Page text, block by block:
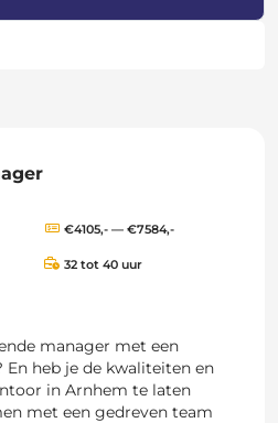
€4105,- — €7584,-
32 tot 40 uur
manager met een
heb je de kwaliteiten en
in Arnhem te laten
met een gedreven team